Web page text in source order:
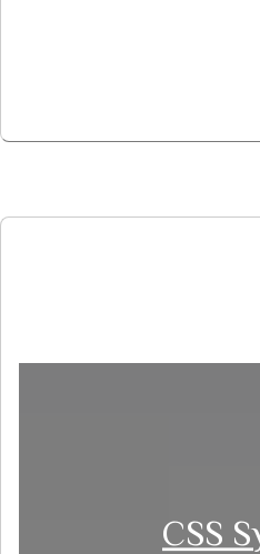
CSS